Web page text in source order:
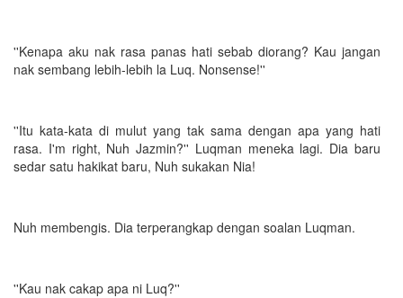
''Kenapa aku nak rasa panas hati sebab diorang? Kau jangan
nak sembang lebih-lebih la Luq. Nonsense!''
''Itu kata-kata di mulut yang tak sama dengan apa yang hati
rasa. I'm right, Nuh Jazmin?'' Luqman meneka lagi. Dia baru
sedar satu hakikat baru, Nuh sukakan Nia!
Nuh membengis. Dia terperangkap dengan soalan Luqman.
''Kau nak cakap apa ni Luq?''